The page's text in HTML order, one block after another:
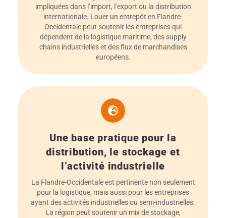
impliquées dans l’import, l’export ou la distribution
internationale. Louer un entrepôt en Flandre-
Occidentale peut soutenir les entreprises qui
dépendent de la logistique maritime, des supply
chains industrielles et des flux de marchandises
européens.
Une base pratique pour la
distribution, le stockage et
l’activité industrielle
La Flandre-Occidentale est pertinente non seulement
pour la logistique, mais aussi pour les entreprises
ayant des activités industrielles ou semi-industrielles.
La région peut soutenir un mix de stockage,